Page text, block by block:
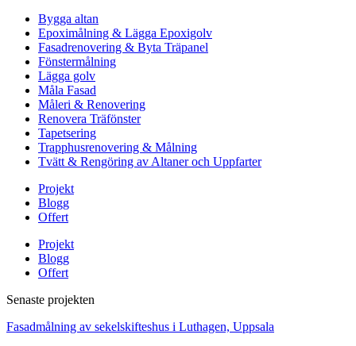
Bygga altan
Epoximålning & Lägga Epoxigolv
Fasadrenovering & Byta Träpanel
Fönstermålning
Lägga golv
Måla Fasad
Måleri & Renovering
Renovera Träfönster
Tapetsering
Trapphusrenovering & Målning
Tvätt & Rengöring av Altaner och Uppfarter
Projekt
Blogg
Offert
Projekt
Blogg
Offert
Senaste projekten
Fasadmålning av sekelskifteshus i Luthagen, Uppsala